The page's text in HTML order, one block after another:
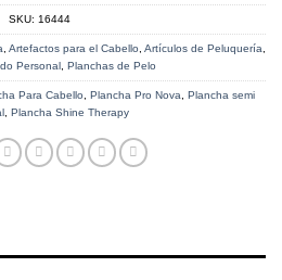
SKU: 16444
, Artefactos para el Cabello, Artículos de Peluquería,
Personal, Planchas de Pelo
Para Cabello, Plancha Pro Nova, Plancha semi
, Plancha Shine Therapy